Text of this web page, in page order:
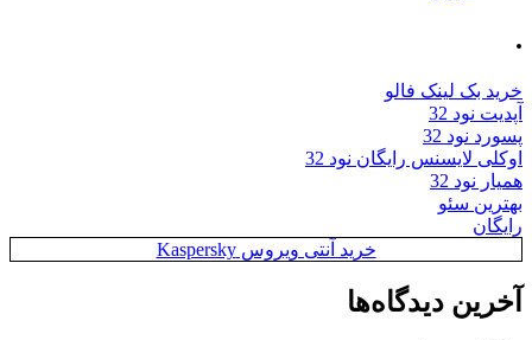
.
خرید بک لینک فالو
آپدیت نود 32
پسورد نود 32
اوکلی لایسنس رایگان نود 32
همیار نود 32
بهترین سئو
رایگان
خرید آنتی ویروس Kaspersky
آخرین دیدگاه‌ها